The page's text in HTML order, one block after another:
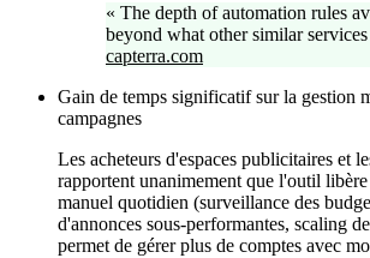
« The depth of automation rules
beyond what other similar
capterra.com
Gain de temps significatif sur la gestion
campagnes
Les acheteurs d'espaces publicitaires et
rapportent unanimement que l'outil
manuel quotidien (surveillance des
d'annonces sous-performantes, scaling
permet de gérer plus de comptes avec